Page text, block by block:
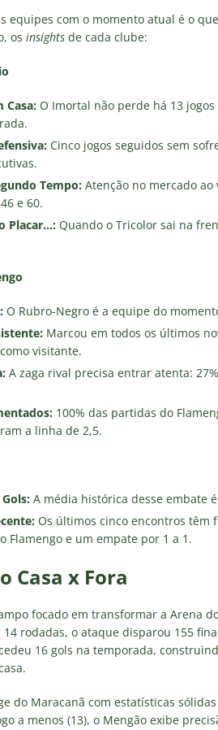
equipes com o momento atual é o
os insights de cada clube:
Casa: O Imortal não perde há 13
Cinco jogos seguidos sem
Tempo: Atenção no mercado ao
e 60.
Placar…: Quando o Tricolor sai na
O Rubro-Negro é a equipe do
Marcou em todos os últimos
visitante.
A zaga rival precisa entrar atenta:
100% das partidas do
a linha de 2,5.
A média histórica desse embate
Os últimos cinco encontros
Flamengo e um empate por 1 a 1.
Casa x Fora
focado em transformar a Arena
rodadas, o ataque disparou 155
16 gols na temporada,
do Maracanã com estatísticas
a menos (13), o Mengão exibe